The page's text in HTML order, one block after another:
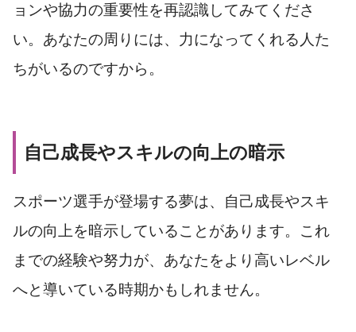
ョンや協力の重要性を再認識してみてくださ
い。あなたの周りには、力になってくれる人た
ちがいるのですから。
自己成長やスキルの向上の暗示
スポーツ選手が登場する夢は、自己成長やスキ
ルの向上を暗示していることがあります。これ
までの経験や努力が、あなたをより高いレベル
へと導いている時期かもしれません。